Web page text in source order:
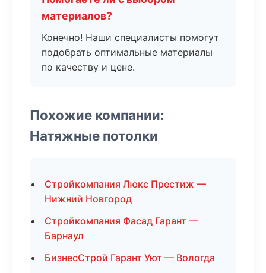
материалов?
Конечно! Наши специалисты помогут
подобрать оптимальные материалы
по качеству и цене.
Похожие компании:
Натяжные потолки
Стройкомпания Люкс Престиж —
Нижний Новгород
Стройкомпания Фасад Гарант —
Барнаул
БизнесСтрой Гарант Уют — Вологда